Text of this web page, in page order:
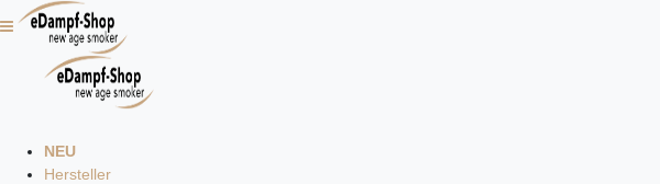
NEU
Hersteller